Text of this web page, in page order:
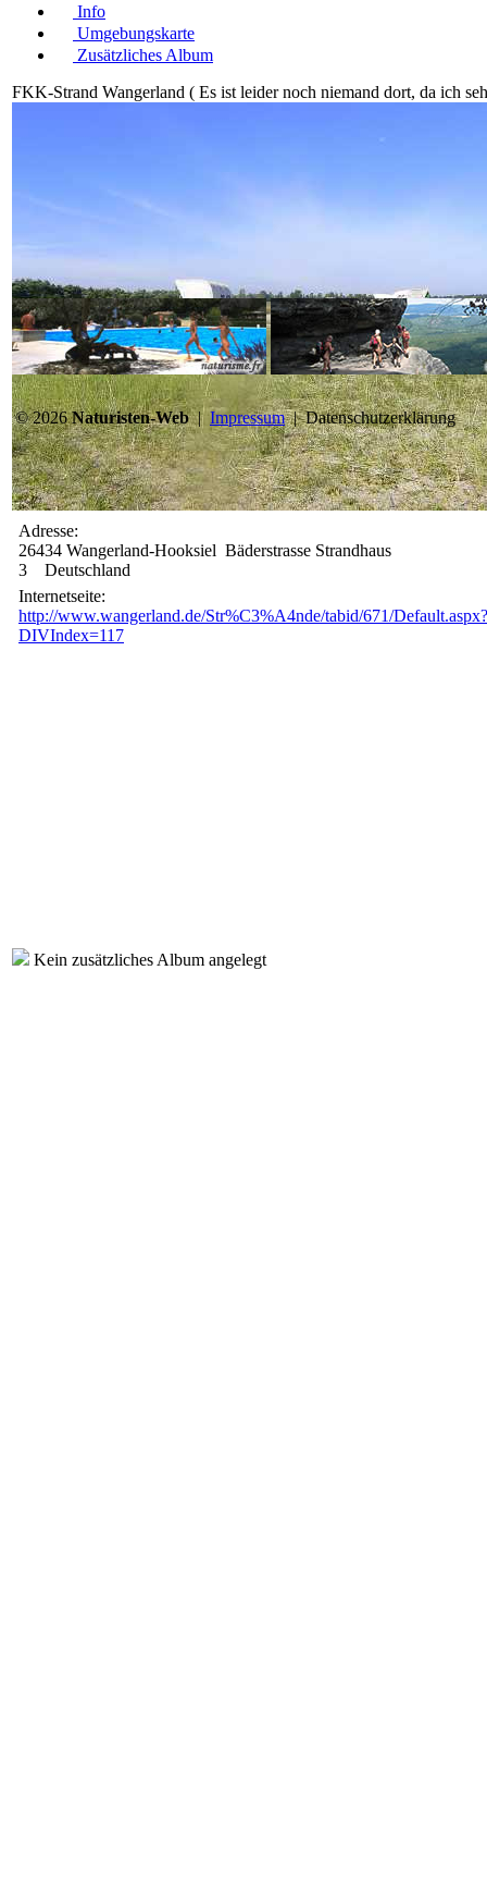
Info
Umgebungskarte
Zusätzliches Album
FKK-Strand Wangerland ( Es ist leider noch niemand dort, da ich
Adresse:
26434 Wangerland-Hooksiel Bäderstrasse Strandhaus
3 Deutschland
Internetseite:
http://www.wangerland.de/Str%C3%A4nde/tabid/671/Default.aspx?
DIVIndex=117
Kein zusätzliches Album angelegt
© 2026Naturisten-Web|Impressum|Datenschutzerklärung